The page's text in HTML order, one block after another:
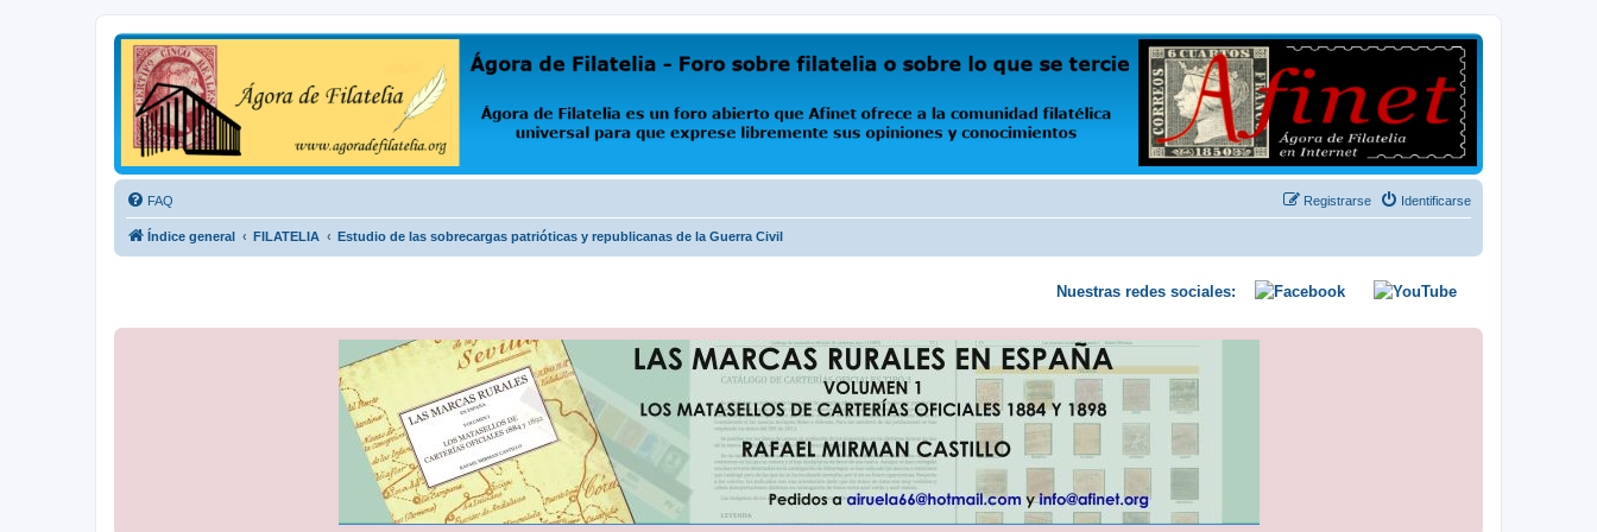
Ágora de Filatelia
Foro sobre filatelia o sobre lo que se tercie. Ágora de Filatelia es un foro abierto que Afinet ofrece a la comunidad filatélica universal para que exprese libremente sus opiniones y conocimientos
FAQ Identificarse
Registrarse
Índice general FILATELIA Estudio de las sobrecargas patrióticas y republicanas de la Guerra Civil
Nuestras redes sociales: